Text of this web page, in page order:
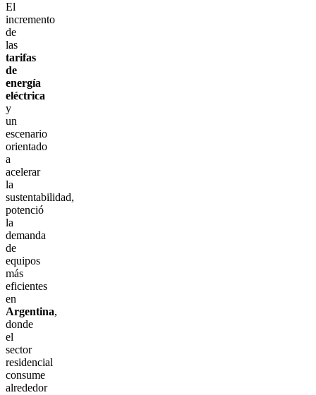
El
incremento
de
las
tarifas
de
energía
eléctrica
y
un
escenario
orientado
a
acelerar
la
sustentabilidad,
potenció
la
demanda
de
equipos
más
eficientes
en
Argentina,
donde
el
sector
residencial
consume
alrededor